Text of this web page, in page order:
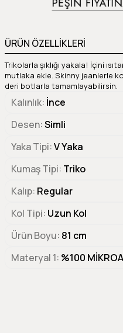
ÜRÜN ÖZELLİKLERİ
Trikolarla şıklığı yakala! İçini
mutlaka ekle. Skinny jeanlerle
deri botlarla tamamlayabilirsin.
Kalınlık İnce
Desen Simli
Yaka Tipi V Yaka
Kumaş Tipi Triko
Kalıp Regular
Kol Tipi Uzun Kol
Ürün Boyu 81 cm
Materyal 1 %100